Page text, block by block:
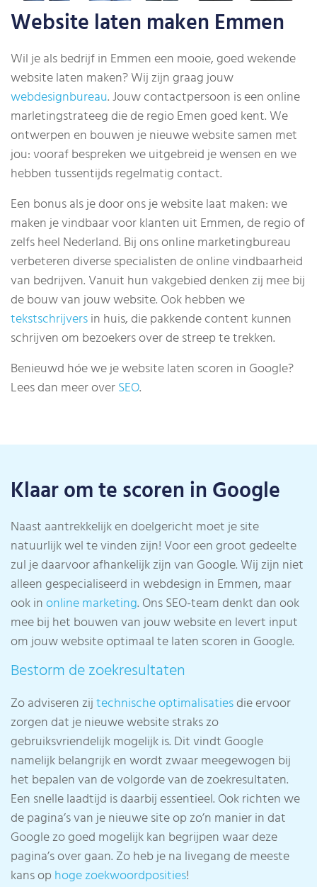
Website laten maken Emmen
Wil je als bedrijf in Emmen een mooie, goed wekende
website laten maken? Wij zijn graag jouw
webdesignbureau. Jouw contactpersoon is een online
marletingstrateeg die de regio Emen goed kent. We
ontwerpen en bouwen je nieuwe website samen met
jou: vooraf bespreken we uitgebreid je wensen en we
hebben tussentijds regelmatig contact.
Een bonus als je door ons je website laat maken: we
maken je vindbaar voor klanten uit Emmen, de regio of
zelfs heel Nederland. Bij ons online marketingbureau
verbeteren diverse specialisten de online vindbaarheid
van bedrijven. Vanuit hun vakgebied denken zij mee bij
de bouw van jouw website. Ook hebben we
tekstschrijversin huis, die pakkende content kunnen
schrijven om bezoekers over de streep te trekken.
Benieuwd hóe we je website laten scoren in Google?
Lees dan meer overSEO.
Klaar om te scoren in Google
Naast aantrekkelijk en doelgericht moet je site
natuurlijk wel te vinden zijn! Voor een groot gedeelte
zul je daarvoor afhankelijk zijn van Google. Wij zijn niet
alleen gespecialiseerd in webdesign in Emmen, maar
ook inonline marketing. Ons SEO-team denkt dan ook
mee bij het bouwen van jouw website en levert input
om jouw website optimaal te laten scoren in Google.
Bestorm de zoekresultaten
Zo adviseren zijtechnische optimalisatiesdie ervoor
zorgen dat je nieuwe website straks zo
gebruiksvriendelijk mogelijk is. Dit vindt Google
namelijk belangrijk en wordt zwaar meegewogen bij
het bepalen van de volgorde van de zoekresultaten.
Een snelle laadtijd is daarbij essentieel. Ook richten we
de pagina’s van je nieuwe site op zo’n manier in dat
Google zo goed mogelijk kan begrijpen waar deze
pagina’s over gaan. Zo heb je na livegang de meeste
kans ophoge zoekwoordposities!